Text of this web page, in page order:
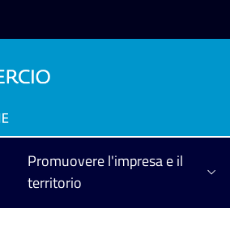
Promuovere l'impresa e il
territorio